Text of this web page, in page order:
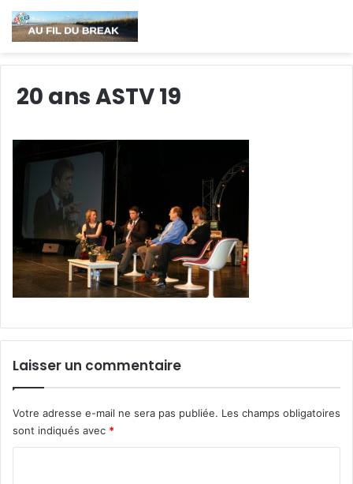
20 ans ASTV 19
Laisser un commentaire
Votre adresse e-mail ne sera pas publiée. Les champs obligatoires
sont indiqués avec *